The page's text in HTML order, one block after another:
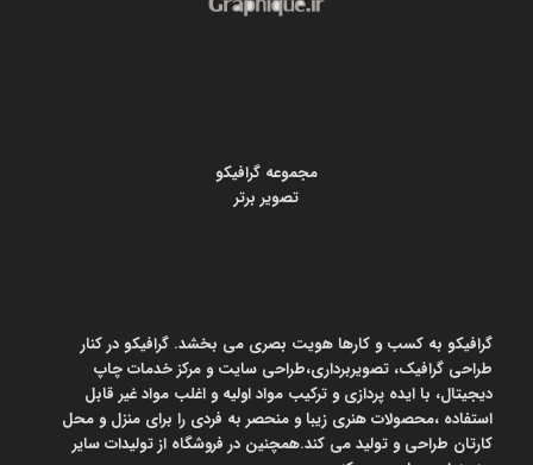
مجموعه گرافیکو
تصویر برتر
گرافیکو به کسب و کارها هویت بصری می بخشد. گرافیکو در کنار
طراحی گرافیک، تصویربرداری،طراحی سایت و مرکز خدمات چاپ
دیجیتال، با ایده پردازی و ترکیب مواد اولیه و اغلب مواد غیر قابل
استفاده ،محصولات هنری زیبا و منحصر به فردی را برای منزل و محل
کارتان طراحی و تولید می کند.همچنین در فروشگاه از تولیدات سایر